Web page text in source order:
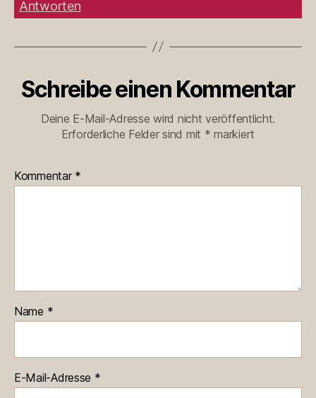
Antworten
Schreibe einen Kommentar
Deine E-Mail-Adresse wird nicht veröffentlicht.
Erforderliche Felder sind mit * markiert
Kommentar *
Name *
E-Mail-Adresse *